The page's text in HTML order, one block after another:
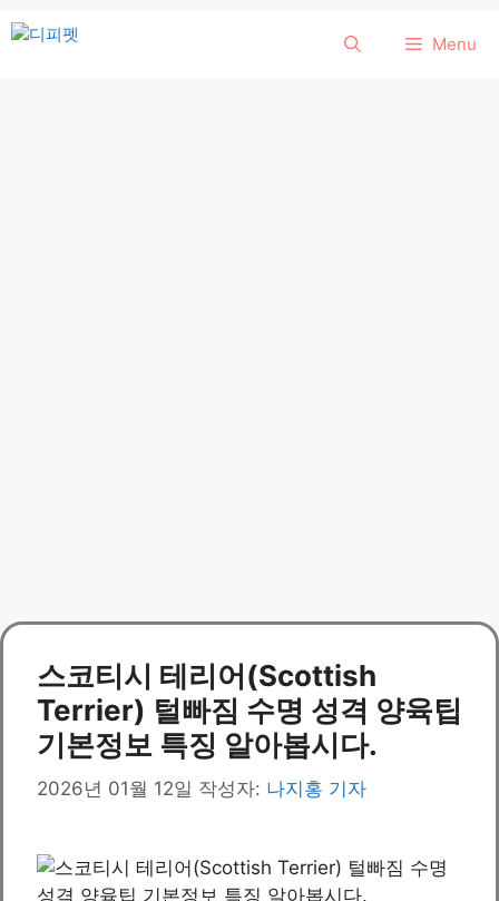
컨
Menu
스코티시 테리어(Scottish
Terrier) 털빠짐 수명 성격 양육팁
기본정보 특징 알아봅시다.
2026년 01월 12일 작성자: 나지홍 기자